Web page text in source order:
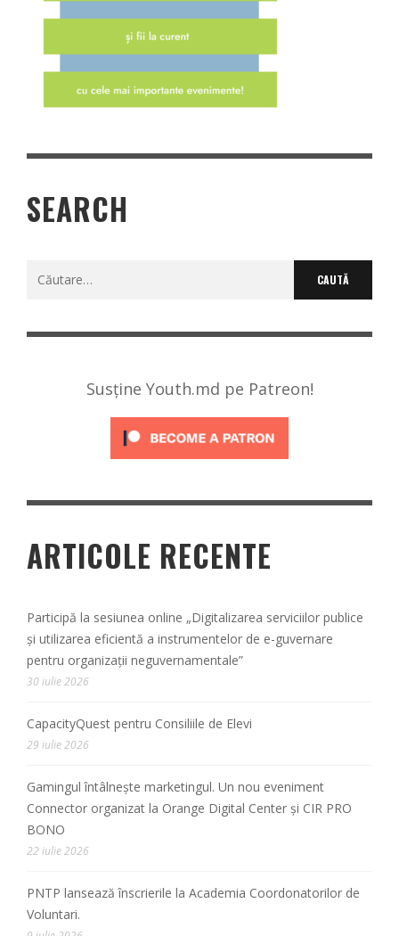
SEARCH
Caută
Susține Youth.md pe Patreon!
ARTICOLE RECENTE
Participă la sesiunea online „Digitalizarea serviciilor publice
și utilizarea eficientă a instrumentelor de e-guvernare
pentru organizații neguvernamentale”
30 iulie 2026
CapacityQuest pentru Consiliile de Elevi
29 iulie 2026
Gamingul întâlnește marketingul. Un nou eveniment
Connector organizat la Orange Digital Center și CIR PRO
BONO
22 iulie 2026
PNTP lansează înscrierile la Academia Coordonatorilor de
Voluntari.